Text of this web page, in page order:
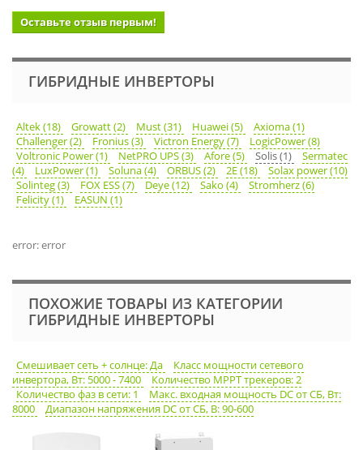
Оставьте отзыв первым!
ГИБРИДНЫЕ ИНВЕРТОРЫ
Altek (18) Growatt (2) Must (31) Huawei (5)
Axioma (1)
Challenger (2)
Fronius (3) Victron Energy (7)
LogicPower (8)
Voltronic Power (1)
NetPRO UPS (3) Afore (5) Solis (1)
Sermatec
(4)
LuxPower (1) Soluna (4) ORBUS (2) 2E (18)
Solax power (10)
Solinteg (3)
FOX ESS (7) Deye (12) Sako (4)
Stromherz (6)
Felicity (1)
EASUN (1)
error: error
ПОХОЖИЕ ТОВАРЫ ИЗ КАТЕГОРИИ
ГИБРИДНЫЕ ИНВЕРТОРЫ
Смешивает сеть + солнце: Да
Класс мощности сетевого
инвертора, Вт: 5000 - 7400
Количество MPPT трекеров: 2
Количество фаз в сети: 1
Макс. входная мощность DC от СБ, Вт:
8000
Диапазон напряжения DC от СБ, В: 90-600